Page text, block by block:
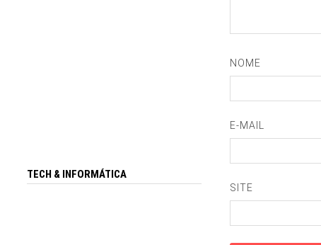
NOME
E-MAIL
SITE
TECH & INFORMÁTICA